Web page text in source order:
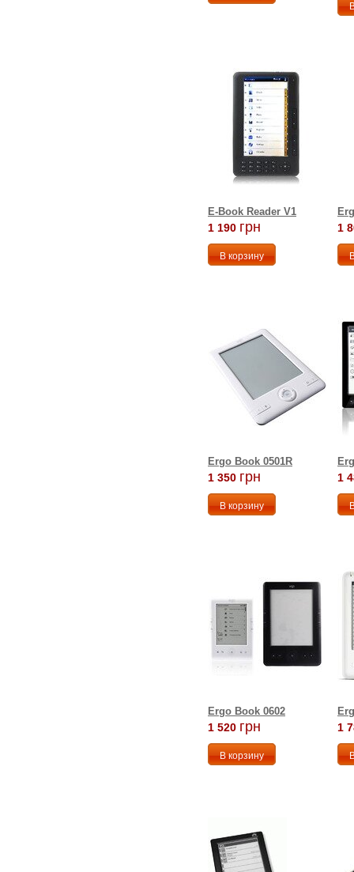
E-Book Reader V1
1 190 грн 1
Ergo Book 0501R
1 350 грн 1
Ergo Book 0602
1 520 грн 1